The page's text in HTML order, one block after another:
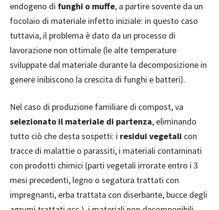
endogeno di funghi o muffe, a partire sovente da un
focolaio di materiale infetto iniziale: in questo caso
tuttavia, il problema è dato da un processo di
lavorazione non ottimale (le alte temperature
sviluppate dal materiale durante la decomposizione in
genere inibiscono la crescita di funghi e batteri).
Nel caso di produzione familiare di compost, va
selezionato il materiale di partenza, eliminando
tutto ciò che desta sospetti: i residui vegetali con
tracce di malattie o parassiti, i materiali contaminati
con prodotti chimici (parti vegetali irrorate entro i 3
mesi precedenti, legno o segatura trattati con
impregnanti, erba trattata con diserbante, bucce degli